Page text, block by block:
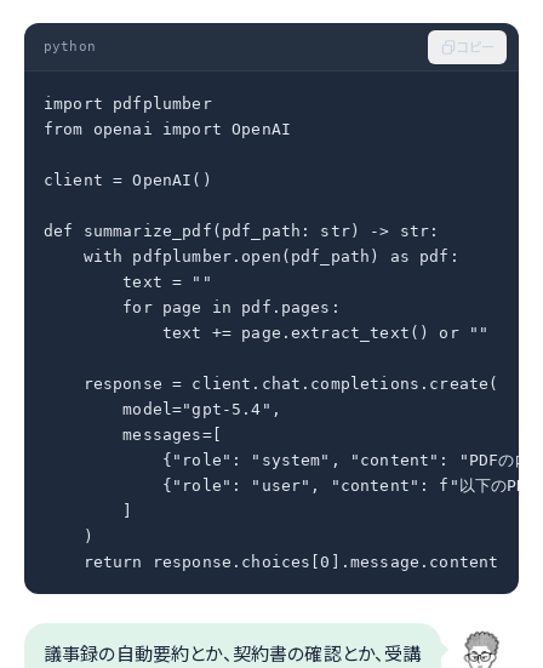
python コピー
import pdfplumber
from openai import OpenAI
client = OpenAI()
def summarize_pdf(pdf_path: str) -> str:
    with pdfplumber.open(pdf_path) as pdf:
        text = ""
        for page in pdf.pages:
            text += page.extract_text() or ""
    response = client.chat.completions.create(
        model="gpt-5.4",
        messages=[
{"role": "system", "content": "PDFの内容
{"role": "user", "content": f"以下のPDF
    )
    return response.choices[0].message.content
議事録の自動要約とか、契約書の確認とか、受講